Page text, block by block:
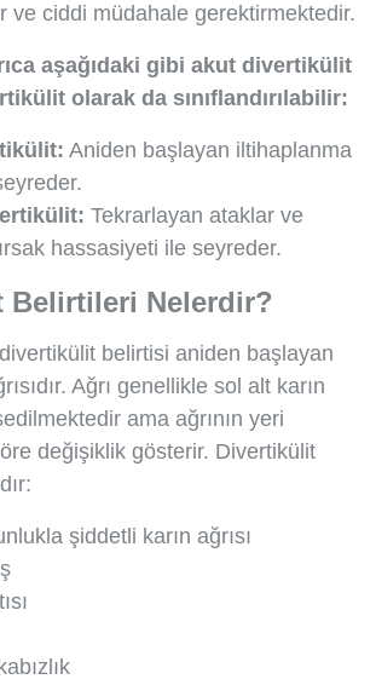
ve ciddi müdahale gerektirmektedir.
aşağıdaki gibi akut divertikülit
olarak da sınıflandırılabilir:
Aniden başlayan iltihaplanma
Tekrarlayan ataklar ve
hassasiyeti ile seyreder.
Belirtileri Nelerdir?
belirtisi aniden başlayan
Ağrı genellikle sol alt karın
ama ağrının yeri
değişiklik gösterir. Divertikülit
şiddetli karın ağrısı